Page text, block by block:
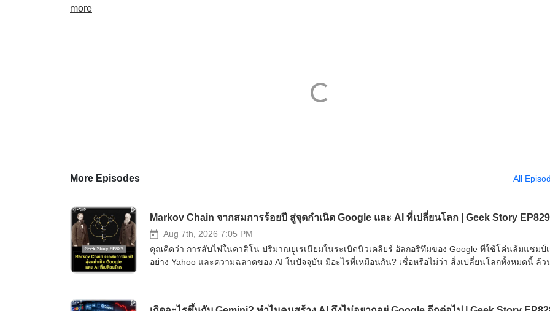
more
More Episodes All
Markov Chain จากสมการร้อยปี สู่จุดกำเนิด Google และ AI ที่เปลี่ยนโลก | Geek Story EP829
Aug 7th, 2026 7:05 PM
คุณคิดว่า การสับไพ่ในคาสิโน ปริมาณยูเรเนียมในระเบิดนิวเคลียร์ อัลกอริทึมของ Google ที่ใช้โค่นล้มแชมป์เ
อย่าง Yahoo และความฉลาดของ AI ในปัจจุบัน มีอะไรที่เหมือนกัน? เชื่อหรือไม่ว่า สิ่งเปลี่ยนโลกทั้งหมดนี้ ล้ว
ไร้สาระและไม่มีประโยชน์ สู่รากฐานของเทคโนโลยีระดับล้านล้านดอลลาร์ จุดกำเนิดของสมการนี้เกิดขึ้นได้